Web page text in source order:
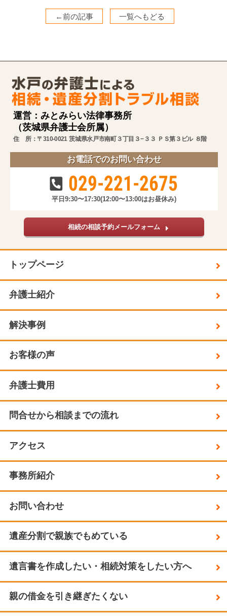
←前の記事 一覧へもどる
運営：みとみらい法律事務所
（茨城県弁護士会所属）
住 所：〒310-0021 茨城県水戸市南町３丁目３−３３ ＰＳ第３ビル ８階
お電話でのお問い合わせ
029-221-2675
平日9:30〜17:30(12:00〜13:00はお昼休み)
相続の相談予約メールフォーム
トップページ
弁護士紹介
解決事例
お客様の声
弁護士費用
問合せから相談までの流れ
アクセス
事務所紹介
お問い合わせ
遺産分割で親族でもめている
遺言書を作成したい・相続対策をしたい方へ
親の借金を引き継ぎたくない